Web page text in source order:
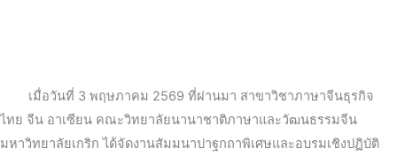
เมื่อวันที่ 3 พฤษภาคม 2569 ที่ผ่านมา สาขาวิชาภาษาจีนธุรกิจ
ไทย จีน อาเซียน คณะวิทยาลัยนานาชาติภาษาและวัฒนธรรมจีน
มหาวิทยาลัยเกริก ได้จัดงานสัมมนาปาฐกถาพิเศษและอบรมเชิงปฏิบัติ